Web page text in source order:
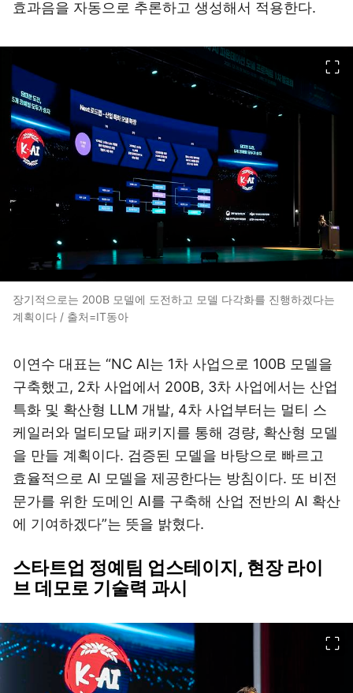
효과음을 자동으로 추론하고 생성해서 적용한다.
장기적으로는 200B 모델에 도전하고 모델 다각화를 진행하겠다는
계획이다 / 출처=IT동아
이연수 대표는 “NC AI는 1차 사업으로 100B 모델을
구축했고, 2차 사업에서 200B, 3차 사업에서는 산업
특화 및 확산형 LLM 개발, 4차 사업부터는 멀티 스
케일러와 멀티모달 패키지를 통해 경량, 확산형 모델
을 만들 계획이다. 검증된 모델을 바탕으로 빠르고
효율적으로 AI 모델을 제공한다는 방침이다. 또 비전
문가를 위한 도메인 AI를 구축해 산업 전반의 AI 확산
에 기여하겠다”는 뜻을 밝혔다.
스타트업 정예팀 업스테이지, 현장 라이
브 데모로 기술력 과시